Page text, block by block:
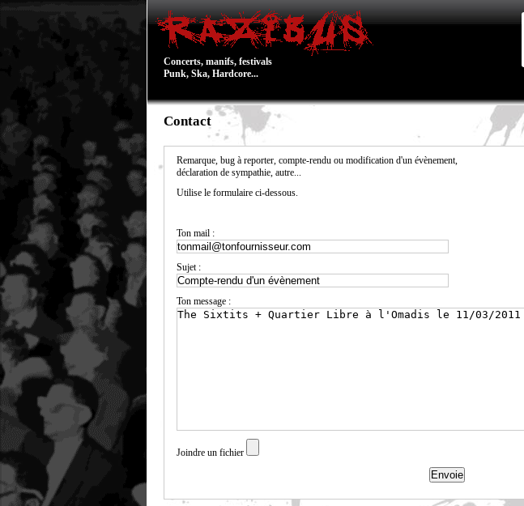
Concerts, manifs, festivals
Punk, Ska, Hardcore...
Contact
Remarque, bug à reporter, compte-rendu ou modification d'un évènement,
déclaration de sympathie, autre...
Utilise le formulaire ci-dessous.
Ton mail :
Sujet :
Ton message :
Joindre un fichier